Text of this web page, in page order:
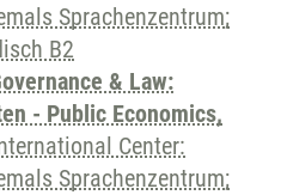
Sprachenzentrum;
B2
& Law:
- Public Economics,
Center:
Sprachenzentrum;